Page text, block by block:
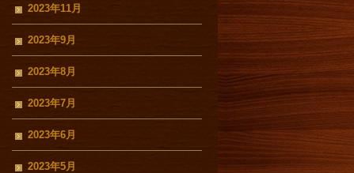
2023年11月
2023年9月
2023年8月
2023年7月
2023年6月
2023年5月